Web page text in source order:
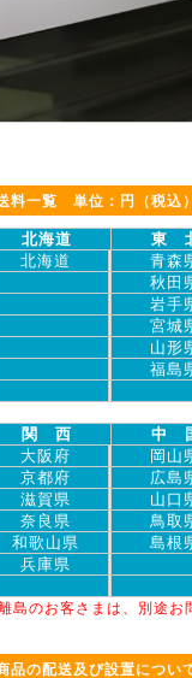
料一覧 単位：円（税込
北海道
東
北海道
青森
秋田
岩手
宮城
山形
福島
関 西
中
大阪府
岡山
京都府
広島
滋賀県
山口
奈良県
鳥取
和歌山県
島根
兵庫県
島のお客さまは、別途お
品の配送及び設置につい